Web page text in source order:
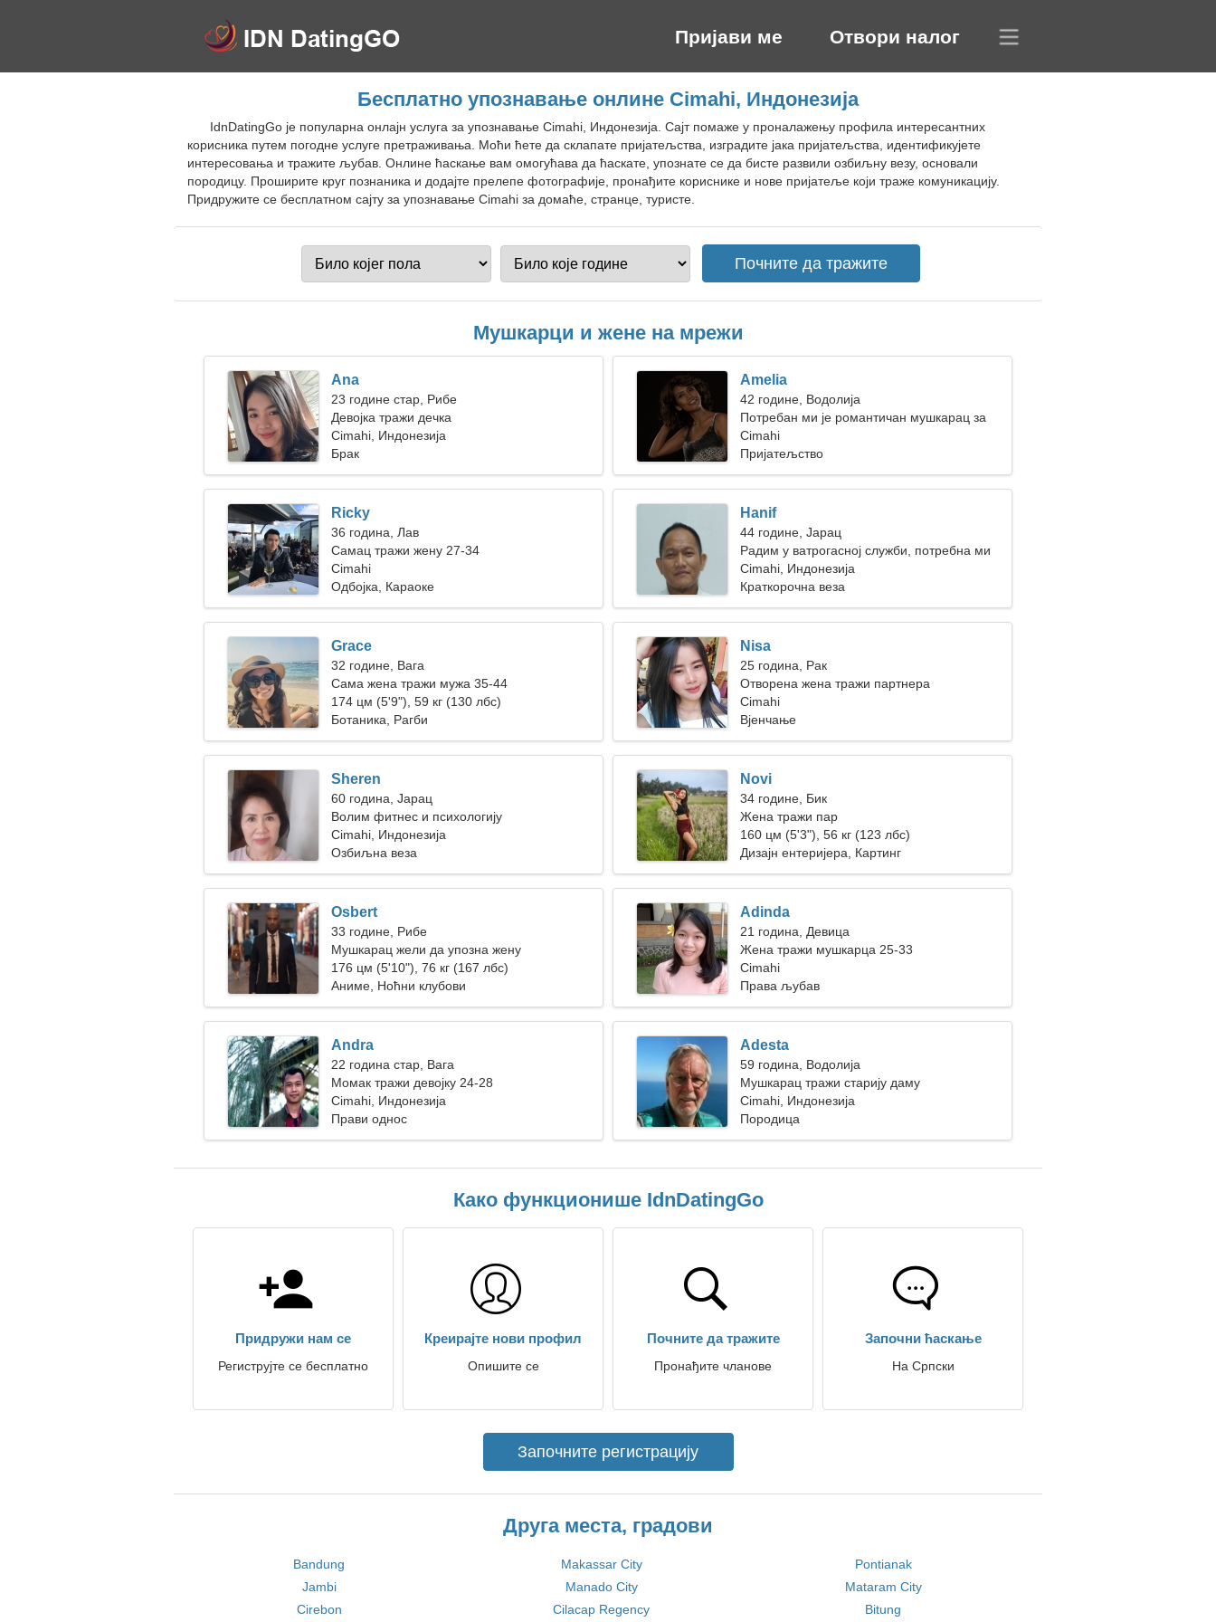
Пријави ме Отвори налог
Бесплатно упознавање онлине Cimahi, Индонезија
IdnDatingGo је популарна онлајн услуга за упознавање Cimahi, Индонезија. Сајт помаже у проналажењу профила интересантних
корисника путем погодне услуге претраживања. Моћи ћете да склапате пријатељства, изградите јака пријатељства, идентификујете
интересовања и тражите љубав. Онлине ћаскање вам омогућава да ћаскате, упознате се да бисте развили озбиљну везу, основали
породицу. Проширите круг познаника и додајте прелепе фотографије, пронађите кориснике и нове пријатеље који траже комуникацију.
Придружите се бесплатном сајту за упознавање Cimahi за домаће, странце, туристе.
Мушкарци и жене на мрежи
Ana
23 године стар, Рибе
Девојка тражи дечка
Cimahi, Индонезија
Брак
Amelia
42 године, Водолија
Потребан ми је романтичан мушкарац за
заједничку шетњу
Cimahi
Пријатељство
Ricky
36 година, Лав
Самац тражи жену 27-34
Cimahi
Одбојка, Караоке
Hanif
44 године, Јарац
Радим у ватрогасној служби, потребна ми
је сањива жена
Cimahi, Индонезија
Краткорочна веза
Grace
32 године, Вага
Сама жена тражи мужа 35-44
174 цм (5'9"), 59 кг (130 лбс)
Ботаника, Рагби
Nisa
25 година, Рак
Отворена жена тражи партнера
Cimahi
Вјенчање
Sheren
60 година, Јарац
Волим фитнес и психологију
Cimahi, Индонезија
Озбиљна веза
Novi
34 године, Бик
Жена тражи пар
160 цм (5'3"), 56 кг (123 лбс)
Дизајн ентеријера, Картинг
Osbert
33 године, Рибе
Мушкарац жели да упозна жену
176 цм (5'10"), 76 кг (167 лбс)
Аниме, Ноћни клубови
Adinda
21 година, Девица
Жена тражи мушкарца 25-33
Cimahi
Права љубав
Andra
22 година стар, Вага
Момак тражи девојку 24-28
Cimahi, Индонезија
Прави однос
Adesta
59 година, Водолија
Мушкарац тражи старију даму
Cimahi, Индонезија
Породица
Како функционише IdnDatingGo
Придружи нам се
Региструјте се бесплатно
Креирајте нови профил
Опишите се
Почните да тражите
Пронађите чланове
Започни ћаскање
На Српски
Започните регистрацију
Друга места, градови
Bandung Makassar City
Pontianak
Jambi
Manado City
Mataram City
Cirebon
Cilacap Regency Bitung